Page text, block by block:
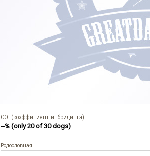
COI (коэффициент инбридинга)
--% (only 20 of 30 dogs)
Родословная